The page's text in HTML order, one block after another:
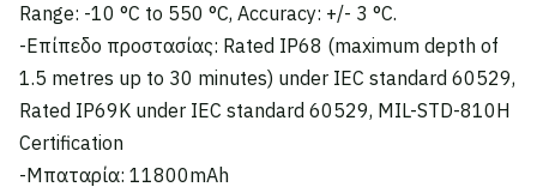
Range: -10 °C to 550 °C, Accuracy: +/- 3 °C.
-Επίπεδο προστασίας: Rated IP68 (maximum depth of
1.5 metres up to 30 minutes) under IEC standard 60529,
Rated IP69K under IEC standard 60529, MIL-STD-810H
Certification
-Μπαταρία: 11800mAh